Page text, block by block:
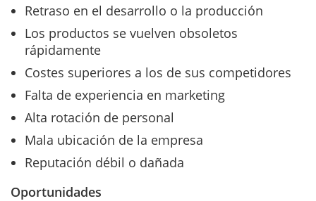
Retraso en el desarrollo o la producción
Los productos se vuelven obsoletos
rápidamente
Costes superiores a los de sus competidores
Falta de experiencia en marketing
Alta rotación de personal
Mala ubicación de la empresa
Reputación débil o dañada
Oportunidades